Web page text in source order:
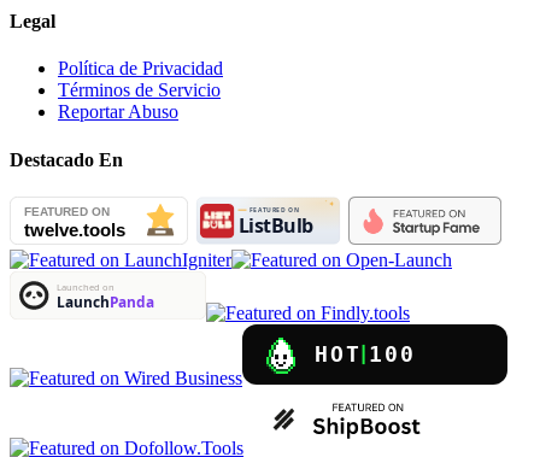
Legal
Política de Privacidad
Términos de Servicio
Reportar Abuso
Destacado En